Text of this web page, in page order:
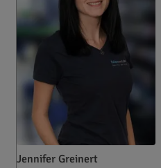
Jennifer Greinert